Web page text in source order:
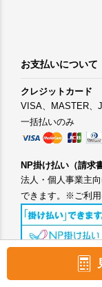
お支払いについて
クレジットカード
VISA、MASTER、
一括払いのみ
NP掛け払い（請求
法人・個人事業主
できます。※ご利用
手数料：400円(税